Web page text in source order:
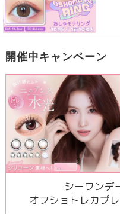
開催中キャンペーン
シーワンデ
オフショトレカプレ